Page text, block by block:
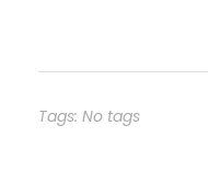
Tags: No tags